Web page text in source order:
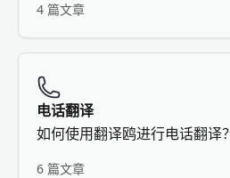
4 篇文章
电话翻译
如何使用翻译鸥进行电话翻译？
6 篇文章